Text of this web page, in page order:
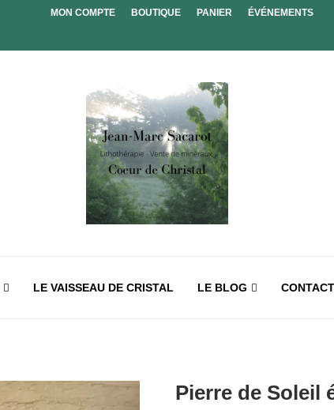
MON COMPTE BOUTIQUE PANIER ÉVÉNEMENTS
LE VAISSEAU DE CRISTAL LE BLOG CONTACT
Pierre de Soleil